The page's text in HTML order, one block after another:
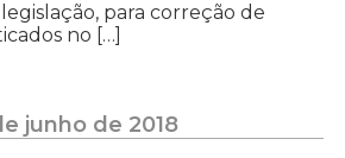
para correção de
no […]
junho de 2018